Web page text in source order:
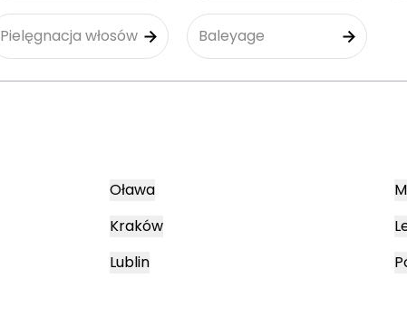
Pielęgnacja włosów Baleyage
Oława
Kraków
Lublin